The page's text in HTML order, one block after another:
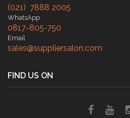
(021) 7888 2005
WhatsApp
0817-805-750
Email
sales@suppliersalon.com
FIND US ON